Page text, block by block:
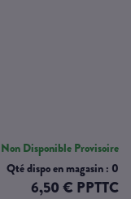
Non Disponible Provisoire
Qté dispo en magasin : 0
6,50 € PPTTC